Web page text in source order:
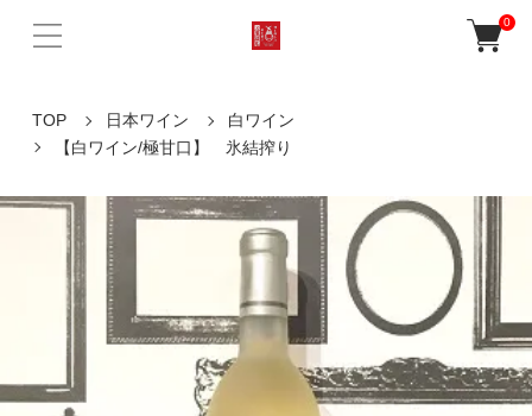
0
TOP 日本ワイン
白ワイン
【白ワイン/極甘口】 氷結搾り